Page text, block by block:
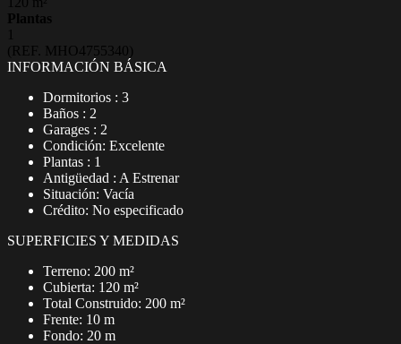
Plantas
1
(REF. MHO4755340)
INFORMACIÓN BÁSICA
Dormitorios : 3
Baños : 2
Garages : 2
Condición: Excelente
Plantas : 1
Antigüedad : A Estrenar
Situación: Vacía
Crédito: No especificado
SUPERFICIES Y MEDIDAS
Terreno: 200 m²
Cubierta: 120 m²
Total Construido: 200 m²
Frente: 10 m
Fondo: 20 m